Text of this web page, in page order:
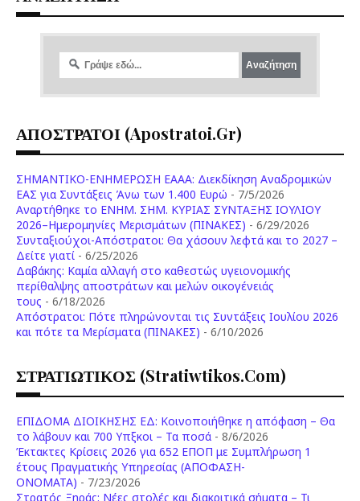
ΑΠΟΣΤΡΑΤΟΙ (apostratoi.gr)
ΣΗΜΑΝΤΙΚΟ-ΕΝΗΜΕΡΩΣΗ ΕΑΑΑ: Διεκδίκηση Αναδρομικών
ΕΑΣ για Συντάξεις Άνω των 1.400 Ευρώ - 7/5/2026
Aναρτήθηκε το ENHM. ΣΗΜ. ΚΥΡΙΑΣ ΣΥΝΤΑΞΗΣ ΙΟΥΛΙΟΥ
2026–Ημερομηνίες Μερισμάτων (ΠΙΝΑΚΕΣ) - 6/29/2026
Συνταξιούχοι-Απόστρατοι: Θα χάσουν λεφτά και το 2027 –
Δείτε γιατί - 6/25/2026
Δαβάκης: Καμία αλλαγή στο καθεστώς υγειονομικής
περίθαλψης αποστράτων και μελών οικογένειάς
τους - 6/18/2026
Aπόστρατοι: Πότε πληρώνονται τις Συντάξεις Ιουλίου 2026
και πότε τα Μερίσματα (ΠΙΝΑΚΕΣ) - 6/10/2026
ΣΤΡΑΤΙΩΤΙΚΟΣ (stratiwtikos.com)
ΕΠΙΔΟΜΑ ΔΙΟΙΚΗΣΗΣ ΕΔ: Κοινοποιήθηκε η απόφαση – Θα
το λάβουν και 700 Υπξκοι – Τα ποσά - 8/6/2026
Έκτακτες Κρίσεις 2026 για 652 ΕΠΟΠ με Συμπλήρωση 1
έτους Πραγματικής Υπηρεσίας (ΑΠΟΦΑΣΗ-
ONOMATA) - 7/23/2026
Στρατός Ξηράς: Νέες στολές και διακριτικά σήματα – Τι